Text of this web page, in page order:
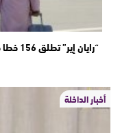
أخبار الداخلة